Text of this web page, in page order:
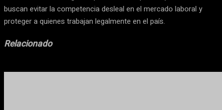
buscan evitar la competencia desleal en el mercado laboral y
proteger a quienes trabajan legalmente en el país.
Relacionado